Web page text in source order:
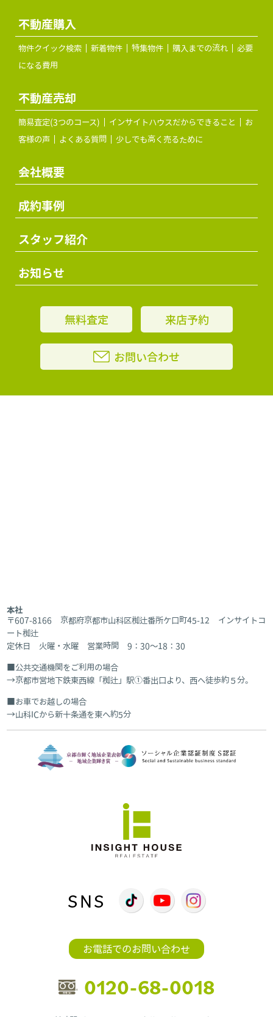
不動産購入
物件クイック検索 新着物件 特集物件 購入までの流れ
必要
になる費用
不動産売却
簡易査定(3つのコース) インサイトハウスだからできること
お
客様の声
よくある質問 少しでも高く売るために
会社概要
成約事例
スタッフ紹介
お知らせ
無料査定 来店予約
お問い合わせ
本社
〒607-8166 京都府京都市山科区椥辻番所ケ口町45-12 インサイトコ
ート椥辻
定休日 火曜・水曜 営業時間 9：30～18：30
公共交通機関をご利用の場合
京都市営地下鉄東西線「椥辻」駅①番出口より、西へ徒歩約５分。
お車でお越しの場合
山科ICから新十条通を東へ約5分
SNS
お電話でのお問い合わせ
0120-68-0018